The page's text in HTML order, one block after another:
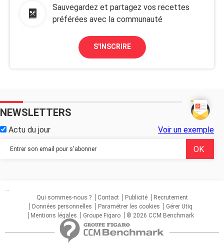
Sauvegardez et partagez vos recettes
préférées avec la communauté
S'INSCRIRE
NEWSLETTERS
Actu du jour Voir un exemple
...
Qui sommes-nous ?
Contact Publicité
Recrutement
Données personnelles
Paramétrer les cookies
Gérer Utiq
Mentions légales
Groupe Figaro © 2026 CCM Benchmark